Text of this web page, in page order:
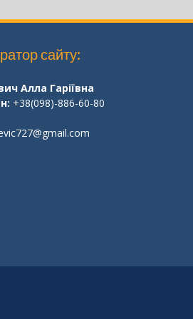
сайту:
Алла Гаріївна
+38(098)-886-60-80